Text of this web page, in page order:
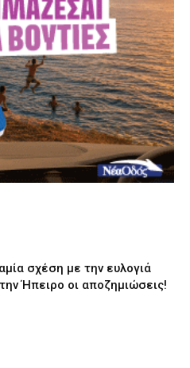
σχέση με την ευλογιά
Ήπειρο οι αποζημιώσεις!